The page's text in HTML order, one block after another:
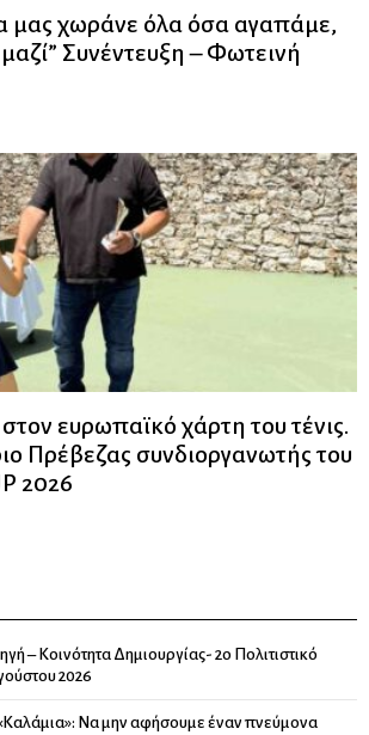
μας χωράνε όλα όσα αγαπάμε,
Συνέντευξη – Φωτεινή
ευρωπαϊκό χάρτη του τένις.
Πρέβεζας συνδιοργανωτής του
2026
– Κοινότητα Δημιουργίας- 2ο Πολιτιστικό
2026
Να μην αφήσουμε έναν πνεύμονα